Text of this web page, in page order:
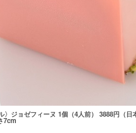
〉ジョゼフィーヌ 1個（4人前） 3888円（日
7cm